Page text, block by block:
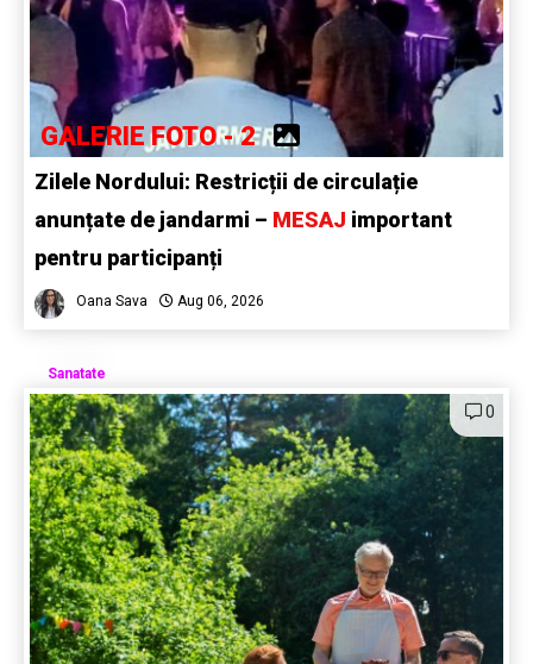
GALERIE FOTO - 2
Zilele Nordului: Restricții de circulație
anunțate de jandarmi – MESAJ important
pentru participanți
Oana Sava Aug 06, 2026
Sanatate
0